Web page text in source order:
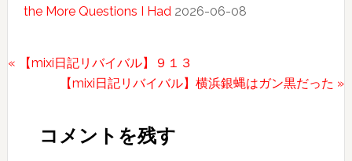
the More Questions I Had 2026-06-08
前
« 【mixi日記リバイバル】９１３
次
稿:
【mixi日記リバイバル】横浜銀蝿はガン黒だった »
Interactions
コメントを残す